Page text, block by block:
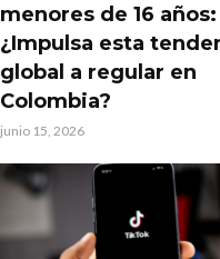
menores de 16 años:
¿Impulsa esta
global a regular en
Colombia?
junio 15, 2026